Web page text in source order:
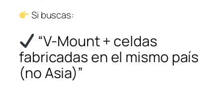
Si buscas:
“V-Mount + celdas
fabricadas en el mismo país
(no Asia)”